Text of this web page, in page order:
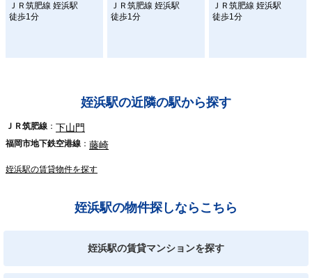
ＪＲ筑肥線 姪浜駅
徒歩1分
ＪＲ筑肥線 姪浜駅
徒歩1分
ＪＲ筑肥線 姪浜駅
徒歩1分
姪浜駅の近隣の駅から探す
ＪＲ筑肥線 下山門
福岡市地下鉄空港線 藤崎
姪浜駅の賃貸物件を探す
姪浜駅の物件探しならこちら
姪浜駅の賃貸マンションを探す